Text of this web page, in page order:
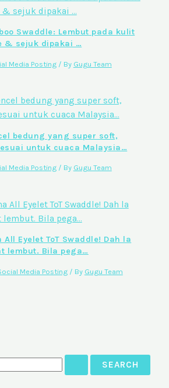
Swaddle: Lembut pada kulit
& sejuk dipakai …
Media Posting/ By Gugu Team
bedung yang super soft,
untuk cuaca Malaysia…
Media Posting/ By Gugu Team
All Eyelet ToT Swaddle! Dah la
lembut. Bila pega…
Media Posting/ By Gugu Team